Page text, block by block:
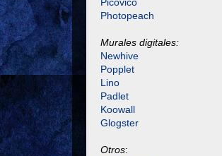
Photopeach
Murales digitales:
Newhive
Popplet
Lino
Padlet
Koowall
Glogster
Otros: